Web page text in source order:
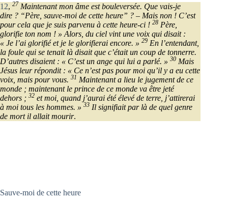
12, 27 Maintenant mon âme est bouleversée. Que vais-je
dire ? “Père, sauve-moi de cette heure” ? – Mais non ! C’est
pour cela que je suis parvenu à cette heure-ci ! 28 Père,
glorifie ton nom ! » Alors, du ciel vint une voix qui disait :
« Je l’ai glorifié et je le glorifierai encore. » 29 En l’entendant,
la foule qui se tenait là disait que c’était un coup de tonnerre.
D’autres disaient : « C’est un ange qui lui a parlé. » 30 Mais
Jésus leur répondit : « Ce n’est pas pour moi qu’il y a eu cette
voix, mais pour vous. 31 Maintenant a lieu le jugement de ce
monde ; maintenant le prince de ce monde va être jeté
dehors ; 32 et moi, quand j’aurai été élevé de terre, j’attirerai
à moi tous les hommes. » 33 Il signifiait par là de quel genre
de mort il allait mourir.
Sauve-moi de cette heure